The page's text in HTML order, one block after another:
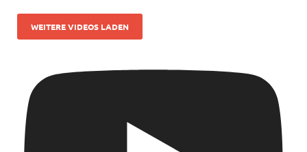
WEITERE VIDEOS LADEN